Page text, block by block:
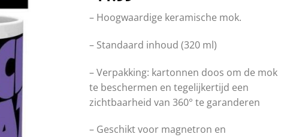
– Hoogwaardige keramische mok.
– Standaard inhoud (320 ml)
– Verpakking: kartonnen doos om de mok
te beschermen en tegelijkertijd een
zichtbaarheid van 360° te garanderen
– Geschikt voor magnetron en